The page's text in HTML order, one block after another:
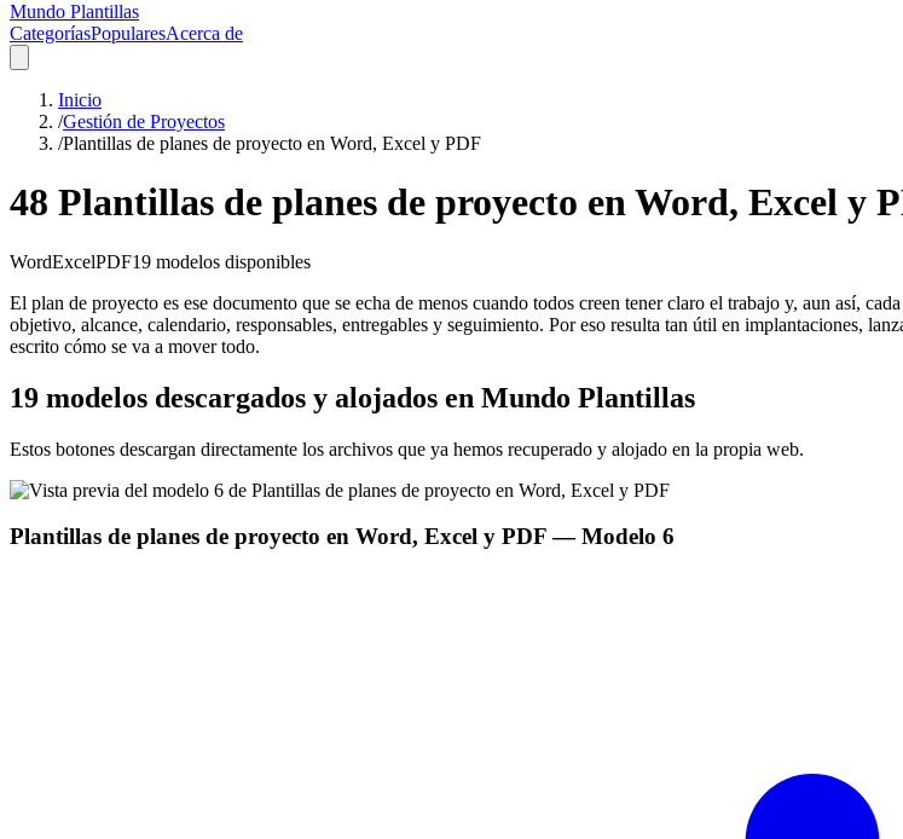
Mundo Plantillas
CategoríasPopularesAcerca de
Inicio
/Gestión de Proyectos
/Plantillas de planes de proyecto en Word, Excel y PDF
48 Plantillas de planes de proyecto en Word, Excel y
WordExcelPDF19 modelos disponibles
El plan de proyecto es ese documento que se echa de menos cuando todos creen tener claro el trabajo y, aun así,
objetivo, alcance, calendario, responsables, entregables y seguimiento. Por eso resulta tan útil en implantaciones,
escrito cómo se va a mover todo.
19 modelos descargados y alojados en Mundo Plantillas
Estos botones descargan directamente los archivos que ya hemos recuperado y alojado en la propia web.
Plantillas de planes de proyecto en Word, Excel y PDF— Modelo 6